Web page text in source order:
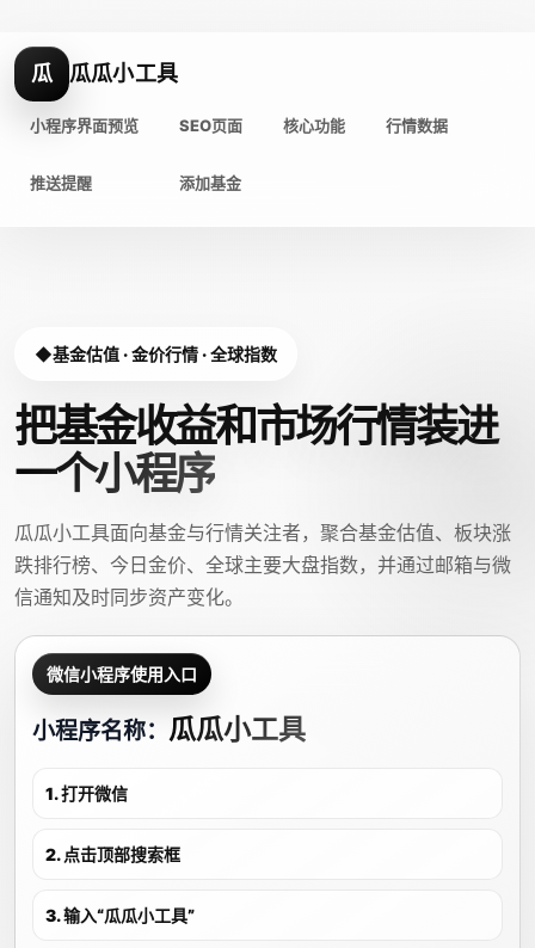
瓜 瓜瓜小工具
小程序界面预览 SEO页面 核心功能 行情数据
推送提醒 添加基金
基金估值 · 金价行情 · 全球指数
把基金收益和市场行情装进
一个小程序
瓜瓜小工具面向基金与行情关注者，聚合基金估值、板块涨
跌排行榜、今日金价、全球主要大盘指数，并通过邮箱与微
信通知及时同步资产变化。
微信小程序使用入口
小程序名称： 瓜瓜小工具
1. 打开微信
2. 点击顶部搜索框
3. 输入“瓜瓜小工具”